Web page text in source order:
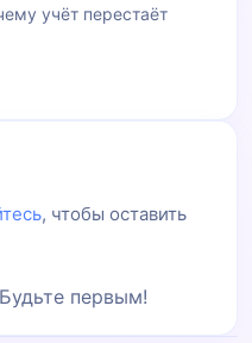
учёт перестаёт
, чтобы оставить
первым!